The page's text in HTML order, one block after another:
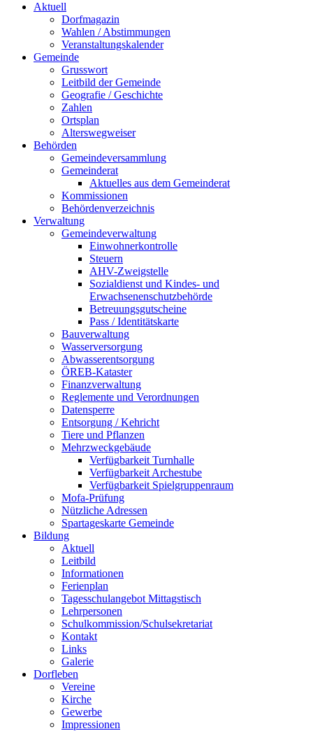
Aktuell
Dorfmagazin
Wahlen / Abstimmungen
Veranstaltungskalender
Gemeinde
Grusswort
Leitbild der Gemeinde
Geografie / Geschichte
Zahlen
Ortsplan
Alterswegweiser
Behörden
Gemeindeversammlung
Gemeinderat
Aktuelles aus dem Gemeinderat
Kommissionen
Behördenverzeichnis
Verwaltung
Gemeindeverwaltung
Einwohnerkontrolle
Steuern
AHV-Zweigstelle
Sozialdienst und Kindes- und
Erwachsenenschutzbehörde
Betreuungsgutscheine
Pass / Identitätskarte
Bauverwaltung
Wasserversorgung
Abwasserentsorgung
ÖREB-Kataster
Finanzverwaltung
Reglemente und Verordnungen
Datensperre
Entsorgung / Kehricht
Tiere und Pflanzen
Mehrzweckgebäude
Verfügbarkeit Turnhalle
Verfügbarkeit Archestube
Verfügbarkeit Spielgruppenraum
Mofa-Prüfung
Nützliche Adressen
Spartageskarte Gemeinde
Bildung
Aktuell
Leitbild
Informationen
Ferienplan
Tagesschulangebot Mittagstisch
Lehrpersonen
Schulkommission/Schulsekretariat
Kontakt
Links
Galerie
Dorfleben
Vereine
Kirche
Gewerbe
Impressionen